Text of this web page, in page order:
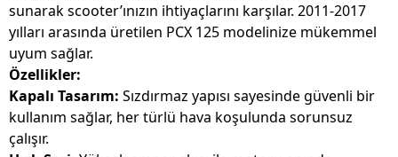
sunarak scooter’ınızın ihtiyaçlarını karşılar. 2011-2017
yılları arasında üretilen PCX 125 modelinize mükemmel
uyum sağlar.
Özellikler:
Kapalı Tasarım: Sızdırmaz yapısı sayesinde güvenli bir
kullanım sağlar, her türlü hava koşulunda sorunsuz
çalışır.